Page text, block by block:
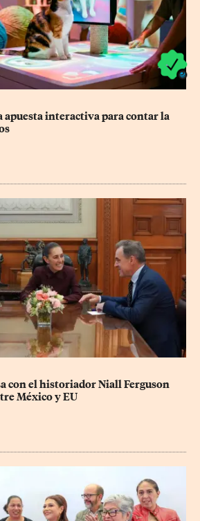
apuesta interactiva para contar la
con el historiador Niall Ferguson
México y EU